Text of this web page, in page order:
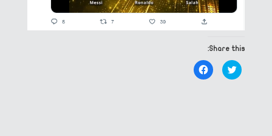
Share this:
Click
to
share
Click
to